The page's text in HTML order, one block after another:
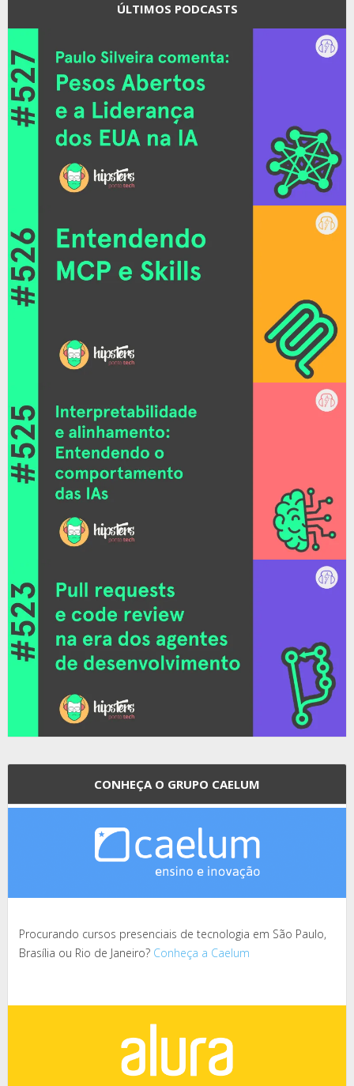
ÚLTIMOS PODCASTS
CONHEÇA O GRUPO CAELUM
Procurando cursos presenciais de tecnologia em São Paulo,
Brasília ou Rio de Janeiro? Conheça a Caelum